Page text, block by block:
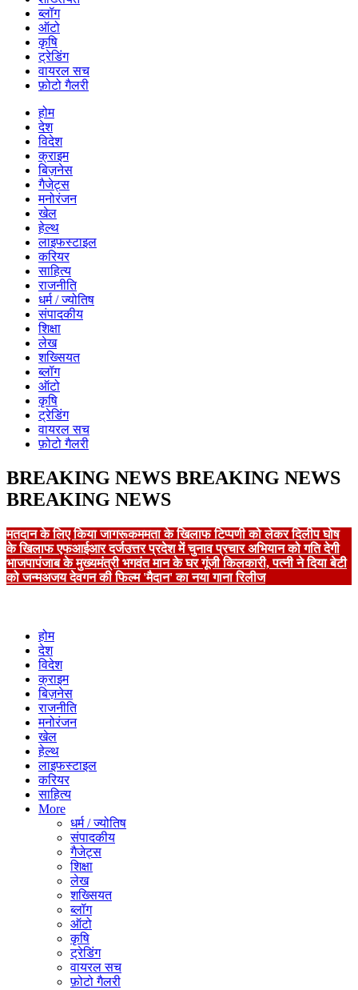
ब्लॉग
ऑटो
कृषि
ट्रेडिंग
वायरल सच
फ़ोटो गैलरी
होम
देश
विदेश
क्राइम
बिज़नेस
गैजेट्स
मनोरंजन
खेल
हेल्थ
लाइफस्टाइल
करियर
साहित्य
राजनीति
धर्म / ज्योतिष
संपादकीय
शिक्षा
लेख
शख्सियत
ब्लॉग
ऑटो
कृषि
ट्रेडिंग
वायरल सच
फ़ोटो गैलरी
BREAKING NEWS BREAKING NEWS
BREAKING NEWS
मतदान के लिए किया जागरूकममता के खिलाफ टिप्पणी को लेकर दिलीप घोष
के खिलाफ एफआईआर दर्जउत्तर प्रदेश में चुनाव प्रचार अभियान को गति देगी
भाजपापंजाब के मुख्यमंत्री भगवंत मान के घर गूंजी किलकारी, पत्नी ने दिया बेटी
को जन्मअजय देवगन की फिल्म 'मैदान' का नया गाना रिलीज
होम
देश
विदेश
क्राइम
बिज़नेस
राजनीति
मनोरंजन
खेल
हेल्थ
लाइफस्टाइल
करियर
साहित्य
More
धर्म / ज्योतिष
संपादकीय
गैजेट्स
शिक्षा
लेख
शख्सियत
ब्लॉग
ऑटो
कृषि
ट्रेडिंग
वायरल सच
फ़ोटो गैलरी